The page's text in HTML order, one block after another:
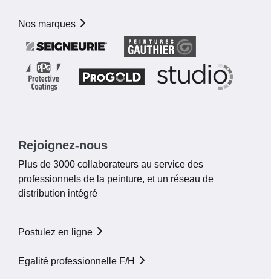
Nos marques
Rejoignez-nous
Plus de 3000 collaborateurs au service des
professionnels de la peinture, et un réseau de
distribution intégré
Postulez en ligne
Egalité professionnelle F/H